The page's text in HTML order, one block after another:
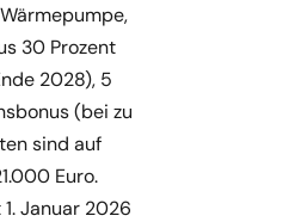
30 Prozent
2028), 5
(bei zu
sind auf
Euro.
Januar 2026